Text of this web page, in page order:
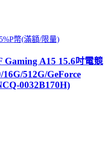
幣(滿額/限量)
Gaming A15 15.6吋電競
512G/GeForce
0032B170H)